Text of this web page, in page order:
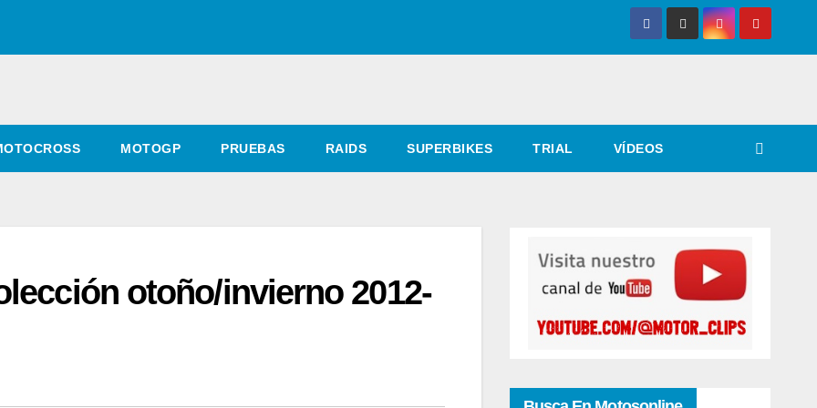
MOTOGP PRUEBAS RAIDS SUPERBIKES TRIAL VÍDEOS
otoño/invierno 2012-